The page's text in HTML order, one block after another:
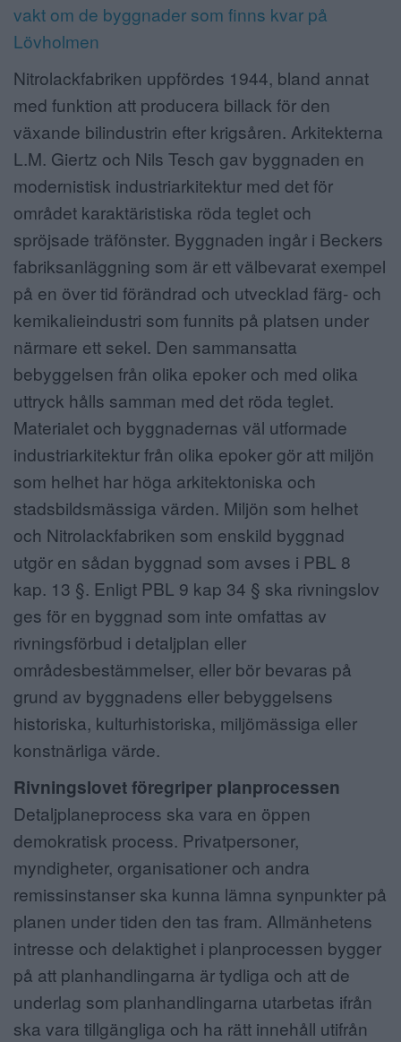
vakt om de byggnader som finns kvar på
Lövholmen
Nitrolackfabriken uppfördes 1944, bland annat
med funktion att producera billack för den
växande bilindustrin efter krigsåren. Arkitekterna
L.M. Giertz och Nils Tesch gav byggnaden en
modernistisk industriarkitektur med det för
området karaktäristiska röda teglet och
spröjsade träfönster. Byggnaden ingår i Beckers
fabriksanläggning som är ett välbevarat exempel
på en över tid förändrad och utvecklad färg- och
kemikalieindustri som funnits på platsen under
närmare ett sekel. Den sammansatta
bebyggelsen från olika epoker och med olika
uttryck hålls samman med det röda teglet.
Materialet och byggnadernas väl utformade
industriarkitektur från olika epoker gör att miljön
som helhet har höga arkitektoniska och
stadsbildsmässiga värden. Miljön som helhet
och Nitrolackfabriken som enskild byggnad
utgör en sådan byggnad som avses i PBL 8
kap. 13 §. Enligt PBL 9 kap 34 § ska rivningslov
ges för en byggnad som inte omfattas av
rivningsförbud i detaljplan eller
områdesbestämmelser, eller bör bevaras på
grund av byggnadens eller bebyggelsens
historiska, kulturhistoriska, miljömässiga eller
konstnärliga värde.
Rivningslovet föregriper planprocessen
Detaljplaneprocess ska vara en öppen
demokratisk process. Privatpersoner,
myndigheter, organisationer och andra
remissinstanser ska kunna lämna synpunkter på
planen under tiden den tas fram. Allmänhetens
intresse och delaktighet i planprocessen bygger
på att planhandlingarna är tydliga och att de
underlag som planhandlingarna utarbetas ifrån
ska vara tillgängliga och ha rätt innehåll utifrån